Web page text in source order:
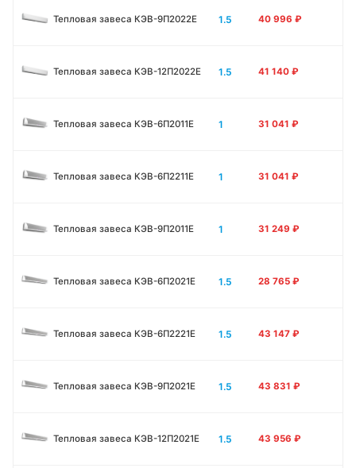
Тепловая завеса КЭВ-9П2022Е 1.5 40 996 ₽
Тепловая завеса КЭВ-12П2022Е 1.5 41 140 ₽
Тепловая завеса КЭВ-6П2011E 1 31 041 ₽
Тепловая завеса КЭВ-6П2211E 1 31 041 ₽
Тепловая завеса КЭВ-9П2011E 1 31 249 ₽
Тепловая завеса КЭВ-6П2021E 1.5 28 765 ₽
Тепловая завеса КЭВ-6П2221E 1.5 43 147 ₽
Тепловая завеса КЭВ-9П2021E 1.5 43 831 ₽
Тепловая завеса КЭВ-12П2021E 1.5 43 956 ₽